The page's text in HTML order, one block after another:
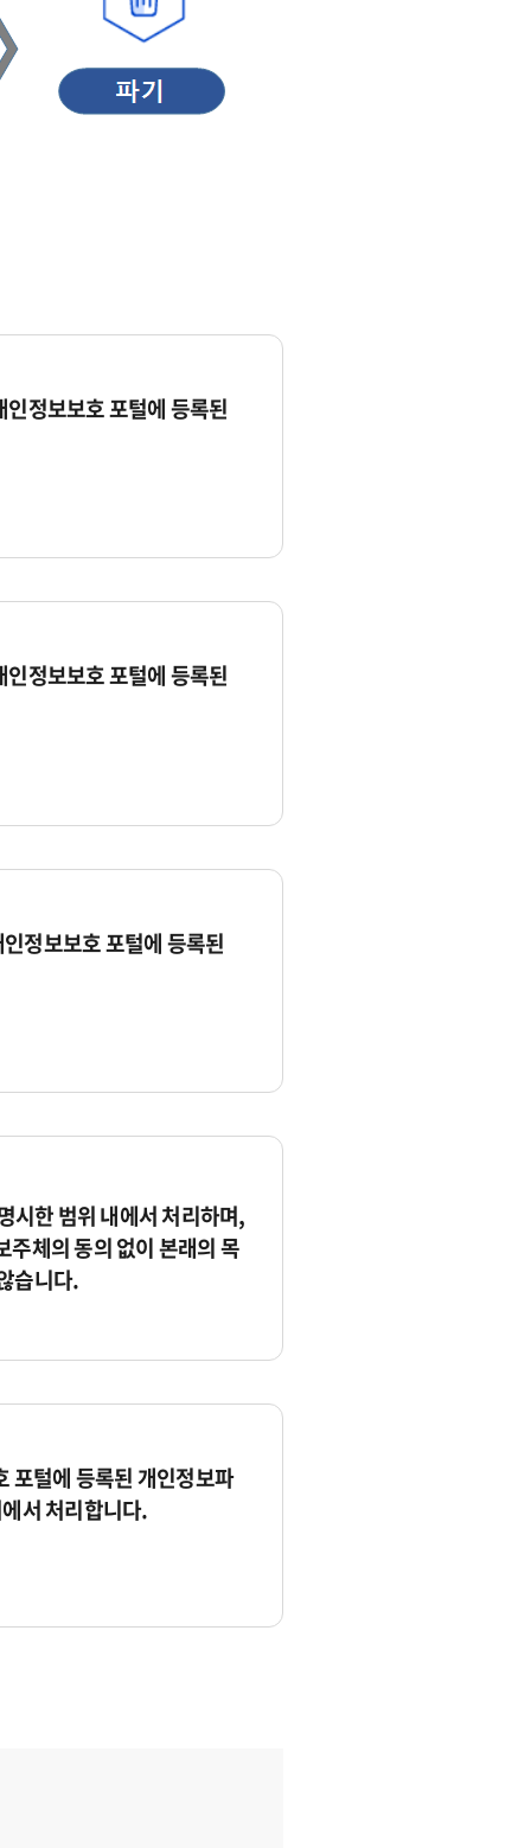
정보보호 포털에 등록된
정보보호 포털에 등록된
정보보호 포털에 등록된
시한 범위 내에서 처리하며,
체의 동의 없이 본래의 목
습니다.
포털에 등록된 개인정보파
서 처리합니다.